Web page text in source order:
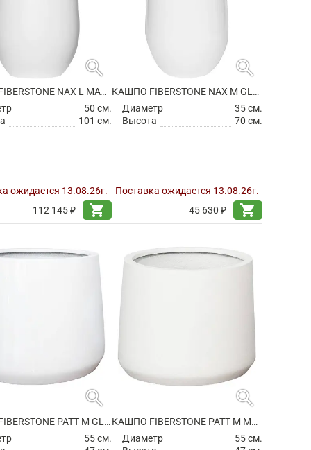
search
КАШПО FIBERSTONE NAX L MATT WHITE
50 см.
101 см.
ожидается 13.08.26г.
112 145 ₽
shopping_cart
search
КАШПО FIBERSTONE NAX M GLOSSY WHITE
Диаметр
35 см.
Высота
70 см.
Поставка ожидается 13.08.26г.
45 630 ₽
shopping_cart
search
КАШПО FIBERSTONE PATT M GLOSSY WHITE
55 см.
search
КАШПО FIBERSTONE PATT M MATT WHITE
Диаметр
55 см.